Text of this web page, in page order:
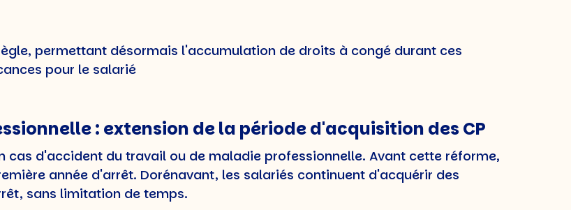
permettant désormais l'accumulation de droits à congé durant ces
pour le salarié
: extension de la période d'acquisition des CP
cas d'accident du travail ou de maladie professionnelle. Avant cette réforme,
année d'arrêt. Dorénavant, les salariés continuent d'acquérir des
sans limitation de temps.